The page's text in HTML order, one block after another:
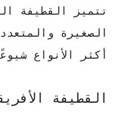
تتميز القطيفة
الصغيرة
أكثر الأنواع
القطيفة